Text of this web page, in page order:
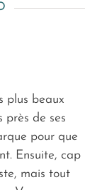
plus beaux
près de ses
pour que
Ensuite, cap
mais tout